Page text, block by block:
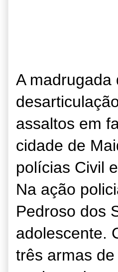
A madrugada
assaltos em
cidade de
polícias Civil
Na ação
Pedroso dos
adolescente.
três armas